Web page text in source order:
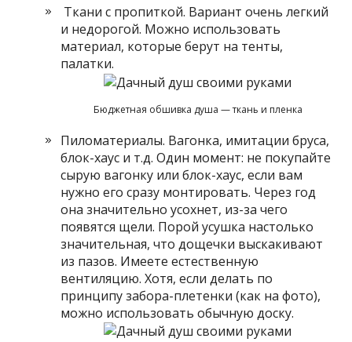
Ткани с пропиткой. Вариант очень легкий
и недорогой. Можно использовать
материал, которые берут на тенты,
палатки.
Бюджетная обшивка душа — ткань и пленка
Пиломатериалы. Вагонка, имитации бруса,
блок-хаус и т.д. Один момент: не покупайте
сырую вагонку или блок-хаус, если вам
нужно его сразу монтировать. Через год
она значительно усохнет, из-за чего
появятся щели. Порой усушка настолько
значительная, что дощечки выскакивают
из пазов. Имеете естественную
вентиляцию. Хотя, если делать по
принципу забора-плетенки (как на фото),
можно использовать обычную доску.